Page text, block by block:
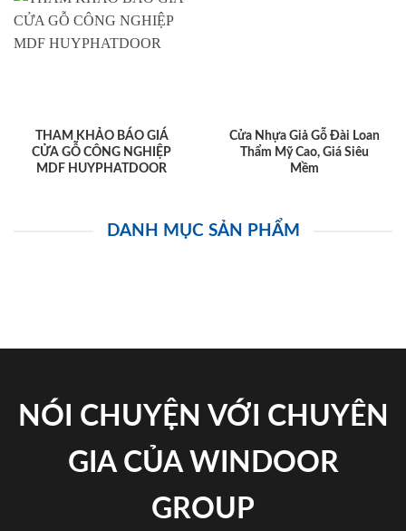
THAM KHẢO BÁO GIÁ
CỬA GỖ CÔNG NGHIỆP
MDF HUYPHATDOOR
Cửa Nhựa Giả Gỗ Đài Loan
Thẩm Mỹ Cao, Giá Siêu
Mềm
DANH MỤC SẢN PHẨM
NÓI CHUYỆN VỚI CHUYÊN
GIA CỦA WINDOOR
GROUP